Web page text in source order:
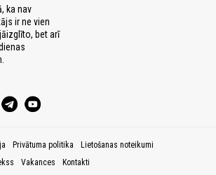
ka nav
ir ne vien
bet arī
Privātuma politika
Lietošanas noteikumi
Vakances Kontakti